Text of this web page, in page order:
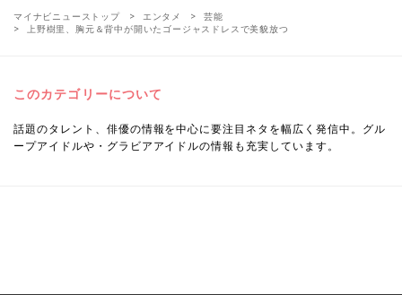
マイナビニューストップ エンタメ
芸能
上野樹里、胸元＆背中が開いたゴージャスドレスで美貌放つ
このカテゴリーについて
話題のタレント、俳優の情報を中心に要注目ネタを幅広く発信中。グル
ープアイドルや・グラビアアイドルの情報も充実しています。